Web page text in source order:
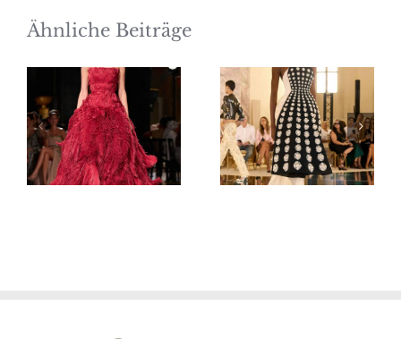
Ähnliche Beiträge
Elie Saab
Haute
Couture
Herbst/Winter
2026/27
Schiaparelli
Haute
Couture
Herbst/Winter
2026/27